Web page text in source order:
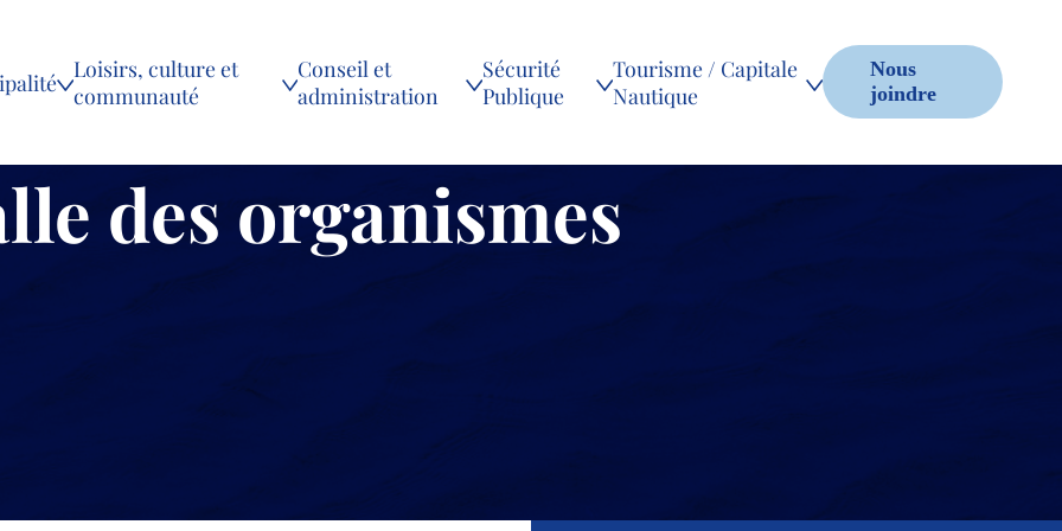
Loisirs, culture et
communauté
Conseil et
administration
Sécurité
Publique
Tourisme / Capitale
Nautique
Nous
joindre
des organismes